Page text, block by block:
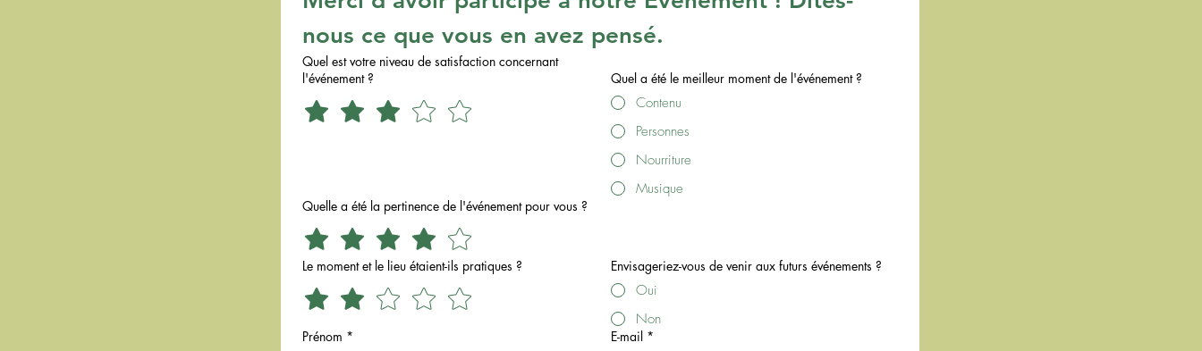
nous ce que vous en avez pensé.
Quel est votre niveau de satisfaction concernant
l'événement ?
Quel a été le meilleur moment de l'événement ?
Contenu
Personnes
Nourriture
Musique
Quelle a été la pertinence de l'événement pour vous ?
Le moment et le lieu étaient-ils pratiques ? Envisageriez-vous de venir aux futurs événements ?
Oui
Non
Prénom * E-mail *